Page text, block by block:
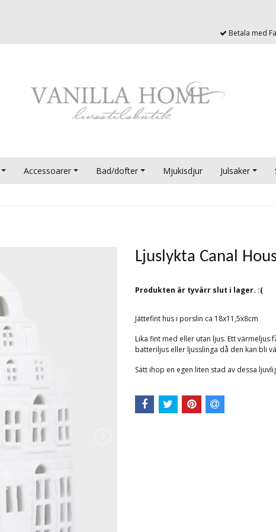
Betala med
Accessoarer Bad/dofter Mjukisdjur Julsaker
Ljuslykta Canal
Produkten är tyvärr slut i lager. :(
Jättefint hus i porslin ca 18x11,5x8cm
Lika fint med eller utan ljus. Ett
batteriljus eller ljusslinga då den kan bli
Sätt ihop en egen liten stad av dessa